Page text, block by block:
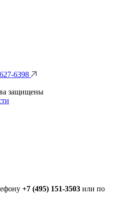
6398
защищены
+7 (495) 151-3503 или по